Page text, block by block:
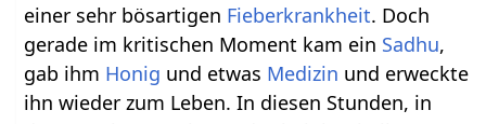
einer sehr bösartigen Fieberkrankheit. Doch
gerade im kritischen Moment kam ein Sadhu,
gab ihm Honig und etwas Medizin und erweckte
ihn wieder zum Leben. In diesen Stunden, in